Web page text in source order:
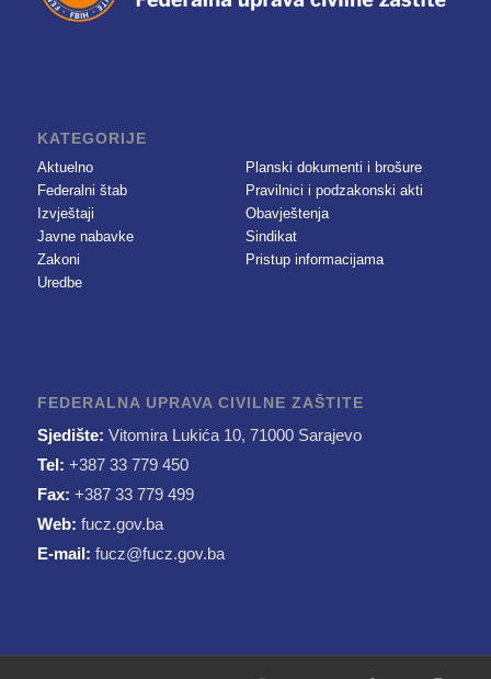
KATEGORIJE
Aktuelno
Federalni štab
Izvještaji
Javne nabavke
Zakoni
Uredbe
Planski dokumenti i brošure
Pravilnici i podzakonski akti
Obavještenja
Sindikat
Pristup informacijama
FEDERALNA UPRAVA CIVILNE ZAŠTITE
Sjedište: Vitomira Lukića 10, 71000 Sarajevo
Tel: +387 33 779 450
Fax: +387 33 779 499
Web: fucz.gov.ba
E-mail: fucz@fucz.gov.ba